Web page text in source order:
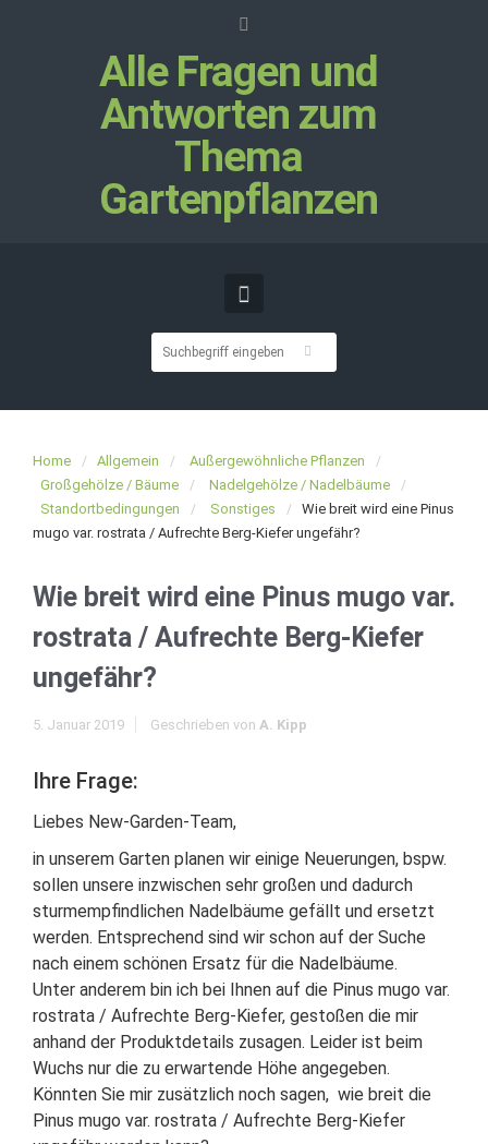
Alle Fragen und
Antworten zum
Thema
Gartenpflanzen
Home Allgemein
Außergewöhnliche Pflanzen
Großgehölze / Bäume
Nadelgehölze / Nadelbäume
Standortbedingungen
Sonstiges
Wie breit wird eine Pinus
mugo var. rostrata / Aufrechte Berg-Kiefer ungefähr?
Wie breit wird eine Pinus mugo var.
rostrata / Aufrechte Berg-Kiefer
ungefähr?
5. Januar 2019 Geschrieben von A. Kipp
Ihre Frage:
Liebes New-Garden-Team,
in unserem Garten planen wir einige Neuerungen, bspw.
sollen unsere inzwischen sehr großen und dadurch
sturmempfindlichen Nadelbäume gefällt und ersetzt
werden. Entsprechend sind wir schon auf der Suche
nach einem schönen Ersatz für die Nadelbäume.
Unter anderem bin ich bei Ihnen auf die Pinus mugo var.
rostrata / Aufrechte Berg-Kiefer, gestoßen die mir
anhand der Produktdetails zusagen. Leider ist beim
Wuchs nur die zu erwartende Höhe angegeben.
Könnten Sie mir zusätzlich noch sagen, wie breit die
Pinus mugo var. rostrata / Aufrechte Berg-Kiefer